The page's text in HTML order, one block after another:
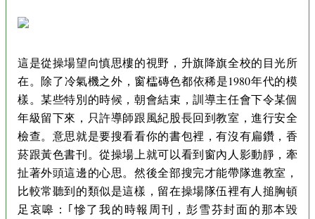
這是從操場望向慎思樓的視野，升旗降旗全校的目光所
在。除了冷氣機之外，窗櫺磚色都依稀是1980年代的模
樣。某些特別的時候，朝會結束，訓導主任會下令某個
年級留下來，只許導師跟風紀股長回到教室，進行安全
檢查。意思就是要搜看看你的書包裡，有沒有扁鑽，香
菸跟黃色書刊。從操場上就可以看到窗內人影動靜，牽
扯著外頭這邊的心思。然後全部搜完才能帶隊進教室，
比較常聽到的類似是這樣，留在操場隊伍裡有人搥胸頓
足哀嗥：｢慘了我的時報周刊，彭雪芬封面的那本毀